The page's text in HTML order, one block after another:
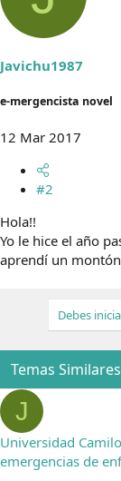
Javichu1987
e-mergencista novel
12 Mar 2017
#2
Hola!!
Yo le hice el año
aprendí un
Debes
Temas Similares
J
Universidad
emergencias de